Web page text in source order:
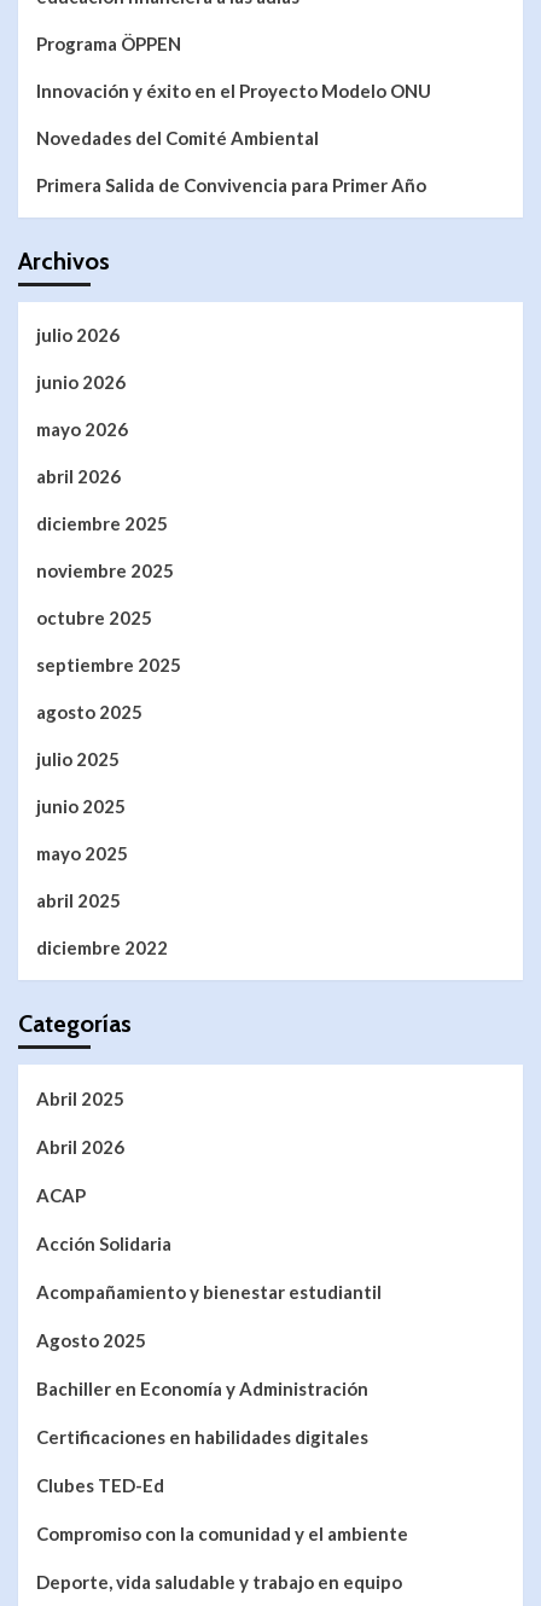
Programa ÖPPEN
Innovación y éxito en el Proyecto Modelo ONU
Novedades del Comité Ambiental
Primera Salida de Convivencia para Primer Año
Archivos
julio 2026
junio 2026
mayo 2026
abril 2026
diciembre 2025
noviembre 2025
octubre 2025
septiembre 2025
agosto 2025
julio 2025
junio 2025
mayo 2025
abril 2025
diciembre 2022
Categorías
Abril 2025
Abril 2026
ACAP
Acción Solidaria
Acompañamiento y bienestar estudiantil
Agosto 2025
Bachiller en Economía y Administración
Certificaciones en habilidades digitales
Clubes TED-Ed
Compromiso con la comunidad y el ambiente
Deporte, vida saludable y trabajo en equipo